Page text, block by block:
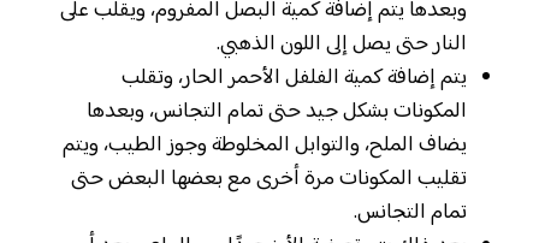
وبعدها يتم إضافة كمية البصل المفروم، ويقلب على
النار حتى يصل إلى اللون الذهبي.
يتم إضافة كمية الفلفل الأحمر الحار، وتقلب
المكونات بشكل جيد حتى تمام التجانس، وبعدها
يضاف الملح، والتوابل المخلوطة وجوز الطيب، ويتم
تقليب المكونات مرة أخرى مع بعضها البعض حتى
تمام التجانس.